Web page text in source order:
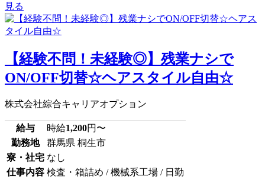
見る
【経験不問！未経験◎】残業ナシで
ON/OFF切替☆ヘアスタイル自由☆
株式会社綜合キャリアオプション
給与 時給1,200円〜
勤務地
群馬県 桐生市
寮・社宅 なし
仕事内容 検査・箱詰め / 機械系工場 / 日勤